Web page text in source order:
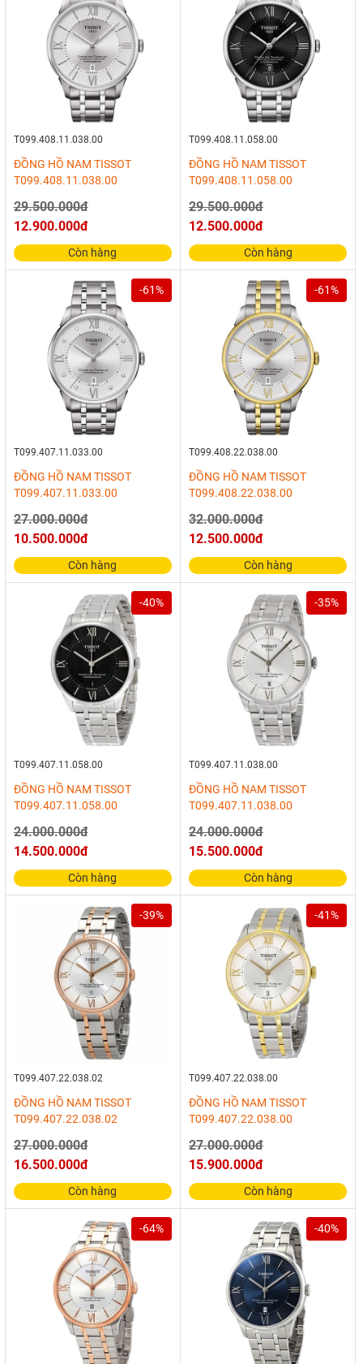
T099.408.11.038.00
ĐỒNG HỒ NAM TISSOT
T099.408.11.038.00
29.500.000đ
12.900.000đ
Còn hàng
T099.408.11.058.00
ĐỒNG HỒ NAM TISSOT
T099.408.11.058.00
29.500.000đ
12.500.000đ
Còn hàng
-61%
T099.407.11.033.00
ĐỒNG HỒ NAM TISSOT
T099.407.11.033.00
27.000.000đ
10.500.000đ
Còn hàng
-61%
T099.408.22.038.00
ĐỒNG HỒ NAM TISSOT
T099.408.22.038.00
32.000.000đ
12.500.000đ
Còn hàng
-40%
T099.407.11.058.00
ĐỒNG HỒ NAM TISSOT
T099.407.11.058.00
24.000.000đ
14.500.000đ
Còn hàng
-35%
T099.407.11.038.00
ĐỒNG HỒ NAM TISSOT
T099.407.11.038.00
24.000.000đ
15.500.000đ
Còn hàng
-39%
T099.407.22.038.02
ĐỒNG HỒ NAM TISSOT
T099.407.22.038.02
27.000.000đ
16.500.000đ
Còn hàng
-41%
T099.407.22.038.00
ĐỒNG HỒ NAM TISSOT
T099.407.22.038.00
27.000.000đ
15.900.000đ
Còn hàng
-64% -40%